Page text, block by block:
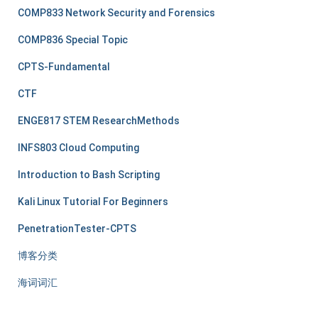
COMP833 Network Security and Forensics
COMP836 Special Topic
CPTS-Fundamental
CTF
ENGE817 STEM ResearchMethods
INFS803 Cloud Computing
Introduction to Bash Scripting
Kali Linux Tutorial For Beginners
PenetrationTester-CPTS
博客分类
海词词汇